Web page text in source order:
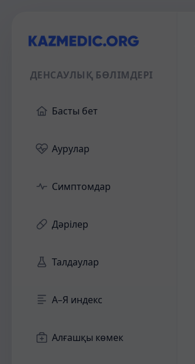
ДЕНСАУЛЫҚ БӨЛІМДЕРІ
Басты бет
Аурулар
Симптомдар
Дәрілер
Талдаулар
А–Я индекс
Алғашқы көмек